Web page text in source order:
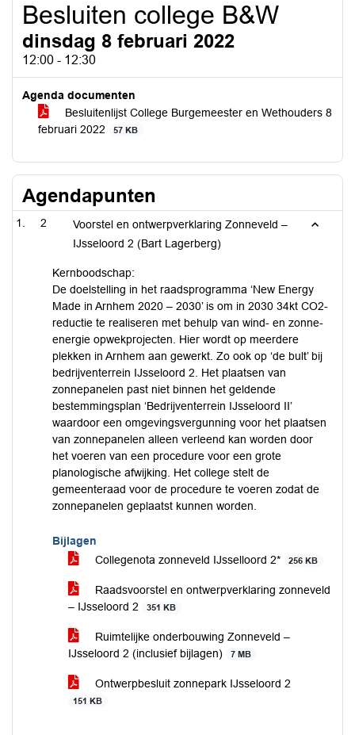
Besluiten college B&W
dinsdag 8 februari 2022
12:00 - 12:30
Agenda documenten
Besluitenlijst College Burgemeester en Wethouders 8
februari 2022
57 KB
Agendapunten
2
Voorstel en ontwerpverklaring Zonneveld –
IJsseloord 2 (Bart Lagerberg)
Kernboodschap:
De doelstelling in het raadsprogramma ‘New Energy
Made in Arnhem 2020 – 2030’ is om in 2030 34kt CO2-
reductie te realiseren met behulp van wind- en zonne-
energie opwekprojecten. Hier wordt op meerdere
plekken in Arnhem aan gewerkt. Zo ook op ‘de bult’ bij
bedrijventerrein IJsseloord 2. Het plaatsen van
zonnepanelen past niet binnen het geldende
bestemmingsplan ‘Bedrijventerrein IJsseloord II’
waardoor een omgevingsvergunning voor het plaatsen
van zonnepanelen alleen verleend kan worden door
het voeren van een procedure voor een grote
planologische afwijking. Het college stelt de
gemeenteraad voor de procedure te voeren zodat de
zonnepanelen geplaatst kunnen worden.
Bijlagen
Collegenota zonneveld IJsselloord 2*
256 KB
Raadsvoorstel en ontwerpverklaring zonneveld
– IJsseloord 2
351 KB
Ruimtelijke onderbouwing Zonneveld –
IJsseloord 2 (inclusief bijlagen)
7 MB
Ontwerpbesluit zonnepark IJsseloord 2
151 KB